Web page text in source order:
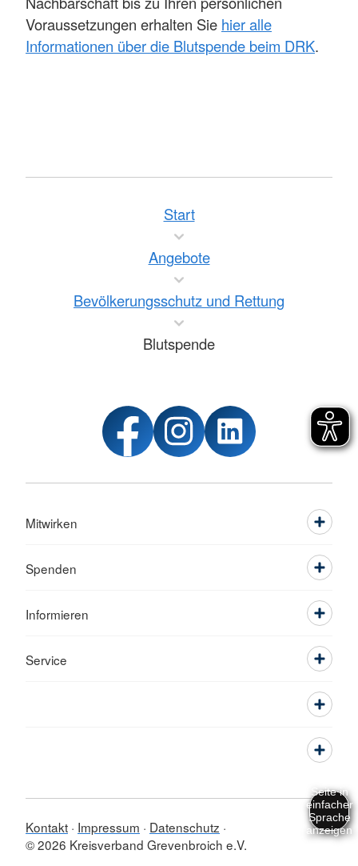
Voraussetzungen erhalten Sie hier alle
Informationen über die Blutspende beim DRK.
Start
Angebote
Bevölkerungsschutz und Rettung
Blutspende
Mitwirken
Spenden
Informieren
Service
Kontakt Impressum
Datenschutz
© 2026 Kreisverband Grevenbroich e.V.